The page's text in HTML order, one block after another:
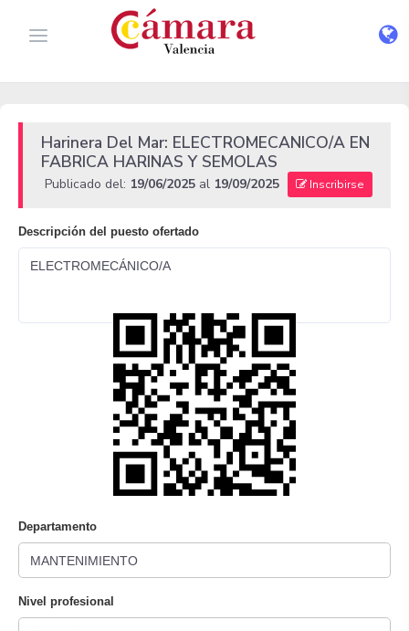
Harinera Del Mar: ELECTROMECANICO/A EN
FABRICA HARINAS Y SEMOLAS
Publicado del: 19/06/2025 al 19/09/2025 Inscribirse
Descripción del puesto ofertado
ELECTROMECÁNICO/A
Departamento
Nivel profesional